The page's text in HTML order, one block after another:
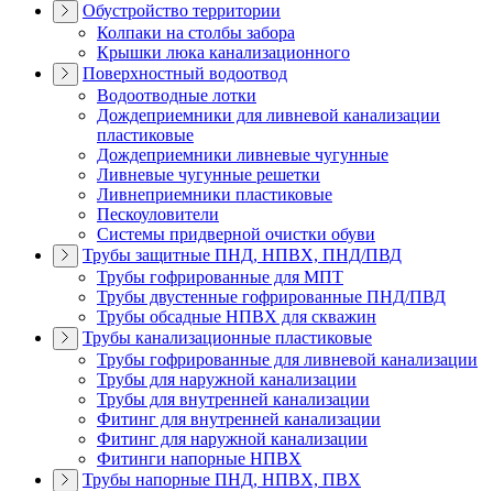
Обустройство территории
Колпаки на столбы забора
Крышки люка канализационного
Поверхностный водоотвод
Водоотводные лотки
Дождеприемники для ливневой канализации
пластиковые
Дождеприемники ливневые чугунные
Ливневые чугунные решетки
Ливнеприемники пластиковые
Пескоуловители
Системы придверной очистки обуви
Трубы защитные ПНД, НПВХ, ПНД/ПВД
Трубы гофрированные для МПТ
Трубы двустенные гофрированные ПНД/ПВД
Трубы обсадные НПВХ для скважин
Трубы канализационные пластиковые
Трубы гофрированные для ливневой канализации
Трубы для наружной канализации
Трубы для внутренней канализации
Фитинг для внутренней канализации
Фитинг для наружной канализации
Фитинги напорные НПВХ
Трубы напорные ПНД, НПВХ, ПВХ